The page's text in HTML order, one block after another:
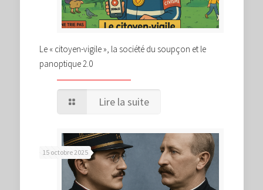
Le « citoyen-vigile », la société du soupçon et le
panoptique 2.0
Lire la suite
15 octobre 2025